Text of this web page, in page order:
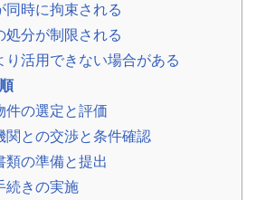
同時に拘束される
処分が制限される
り活用できない場合がある
の選定と評価
との交渉と条件確認
の準備と提出
きの実施